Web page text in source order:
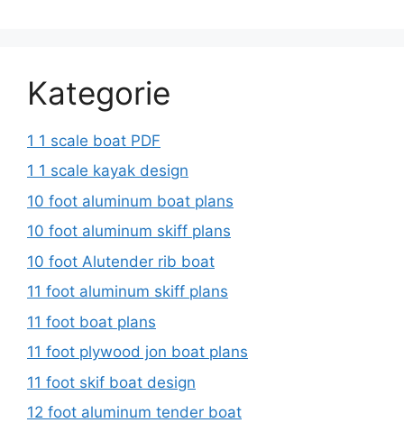
Kategorie
1 1 scale boat PDF
1 1 scale kayak design
10 foot aluminum boat plans
10 foot aluminum skiff plans
10 foot Alutender rib boat
11 foot aluminum skiff plans
11 foot boat plans
11 foot plywood jon boat plans
11 foot skif boat design
12 foot aluminum tender boat